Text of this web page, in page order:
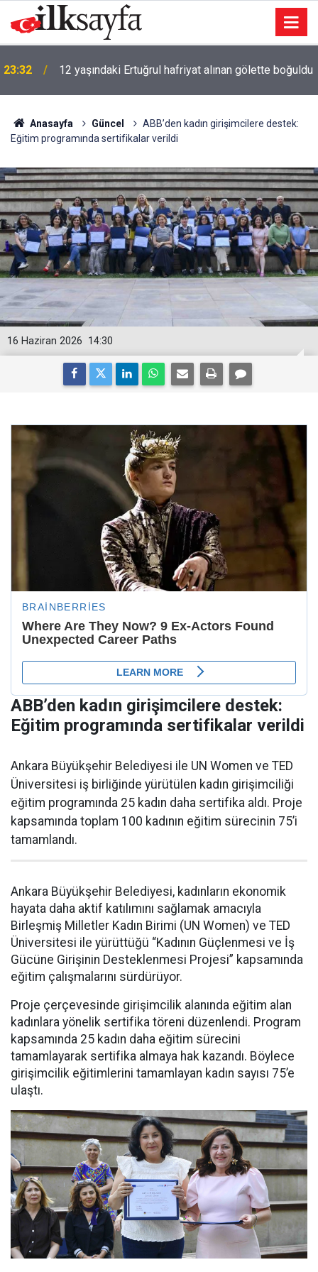
23:32 12 yaşındaki Ertuğrul hafriyat alınan gölette boğuldu
Anasayfa Güncel
ABB’den kadın girişimcilere destek:
Eğitim programında sertifikalar verildi
14:30
16 Haziran 2026
ABB’den kadın girişimcilere destek:
Eğitim programında sertifikalar verildi
Ankara Büyükşehir Belediyesi ile UN Women ve TED
Üniversitesi iş birliğinde yürütülen kadın girişimciliği
eğitim programında 25 kadın daha sertifika aldı. Proje
kapsamında toplam 100 kadının eğitim sürecinin 75’i
tamamlandı.
Ankara Büyükşehir Belediyesi, kadınların ekonomik
hayata daha aktif katılımını sağlamak amacıyla
Birleşmiş Milletler Kadın Birimi (UN Women) ve TED
Üniversitesi ile yürüttüğü “Kadının Güçlenmesi ve İş
Gücüne Girişinin Desteklenmesi Projesi” kapsamında
eğitim çalışmalarını sürdürüyor.
Proje çerçevesinde girişimcilik alanında eğitim alan
kadınlara yönelik sertifika töreni düzenlendi. Program
kapsamında 25 kadın daha eğitim sürecini
tamamlayarak sertifika almaya hak kazandı. Böylece
girişimcilik eğitimlerini tamamlayan kadın sayısı 75’e
ulaştı.